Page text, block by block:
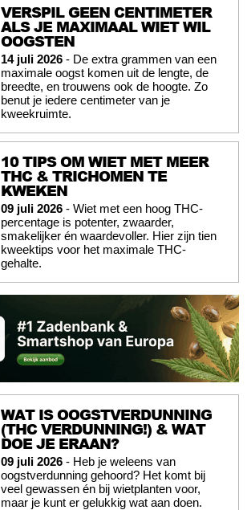
VERSPIL GEEN CENTIMETER
ALS JE MAXIMAAL WIET WIL
OOGSTEN
14 juli 2026 - De extra grammen van een
maximale oogst komen uit de lengte, de
breedte, en trouwens ook de hoogte. Zo
benut je iedere centimeter van je
kweekruimte.
10 TIPS OM WIET MET MEER
THC & TRICHOMEN TE
KWEKEN
09 juli 2026 - Wiet met een hoog THC-
percentage is potenter, zwaarder,
smakelijker én waardevoller. Hier zijn tien
kweektips voor het maximale THC-
gehalte.
WAT IS OOGSTVERDUNNING
(THC VERDUNNING!) & WAT
DOE JE ERAAN?
09 juli 2026 - Heb je weleens van
oogstverdunning gehoord? Het komt bij
veel gewassen én bij wietplanten voor,
maar je kunt er gelukkig wat aan doen.